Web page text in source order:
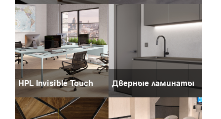
HPL Invisible Touch Дверные ламинаты